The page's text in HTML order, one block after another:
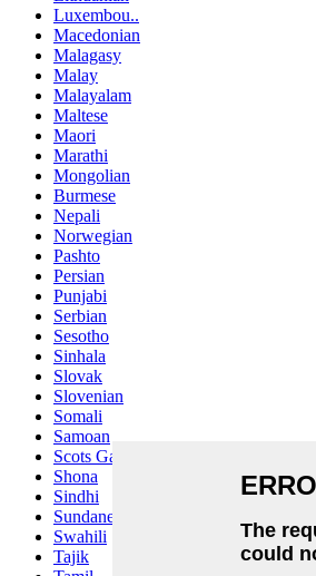
Luxembou..
Macedonian
Malagasy
Malay
Malayalam
Maltese
Maori
Marathi
Mongolian
Burmese
Nepali
Norwegian
Pashto
Persian
Punjabi
Serbian
Sesotho
Sinhala
Slovak
Slovenian
Somali
Samoan
Scots Gaelic
Shona
Sindhi
Sundanese
Swahili
Tajik